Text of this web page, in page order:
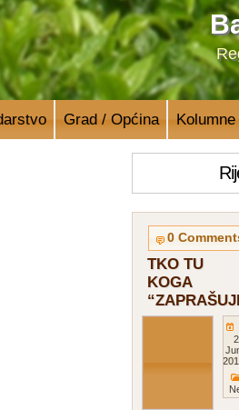
Grad / Općina Kolumne
0
TKO TU
KOGA